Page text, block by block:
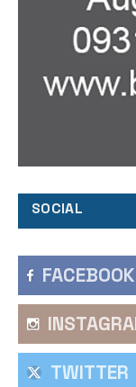
SOCIAL
FACEBOOK
TWITTER